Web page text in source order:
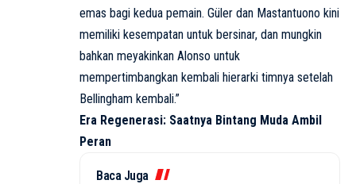
emas bagi kedua pemain. Güler dan Mastantuono kini
memiliki kesempatan untuk bersinar, dan mungkin
bahkan meyakinkan Alonso untuk
mempertimbangkan kembali hierarki timnya setelah
Bellingham kembali.”
Era Regenerasi: Saatnya Bintang Muda Ambil
Peran
Baca Juga